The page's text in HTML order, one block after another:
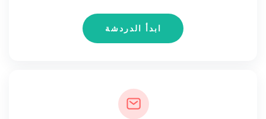
ابدأ الدردشة